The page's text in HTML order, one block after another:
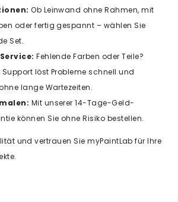
Ob Leinwand ohne Rahmen, mit
oder fertig gespannt – wählen Sie
Set.
Fehlende Farben oder Teile?
Support löst Probleme schnell und
lange Wartezeiten.
Mit unserer 14-Tage-Geld-
können Sie ohne Risiko bestellen.
und vertrauen Sie myPaintLab für Ihre